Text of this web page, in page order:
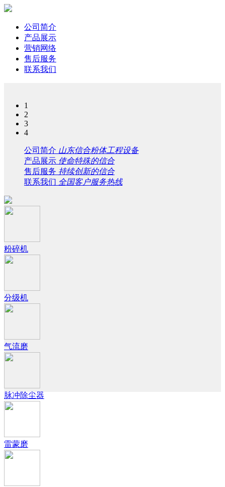
公司简介
产品展示
营销网络
售后服务
联系我们
1
2
3
4
公司简介 山东信合粉体工程设备
产品展示 使命特殊的信合
售后服务 持续创新的信合
联系我们 全国客户服务热线
粉碎机
分级机
气流磨
脉冲除尘器
雷蒙磨